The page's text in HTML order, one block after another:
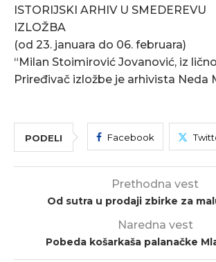
ISTORIJSKI ARHIV U SMEDEREVU
IZLOŽBA
(od 23. januara do 06. februara)
“Milan Stoimirović Jovanović, iz
Priređivač izložbe je arhivista Neda
PODELI Facebook
Prethodna vest
Od sutra u prodaji zbirke za
Naredna vest
Pobeda košarkaša palanačke